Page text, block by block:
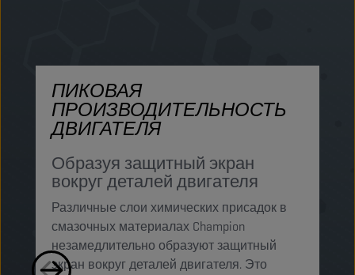
ПИКОВАЯ
ПРОИЗВОДИТЕЛЬНОСТЬ
ДВИГАТЕЛЯ
Образуя защитный экран
вокруг деталей двигателя
Различные слои химических присадок в
смазочных материалах Champion
незамедлительно образуют защитный
экран вокруг деталей двигателя. Это